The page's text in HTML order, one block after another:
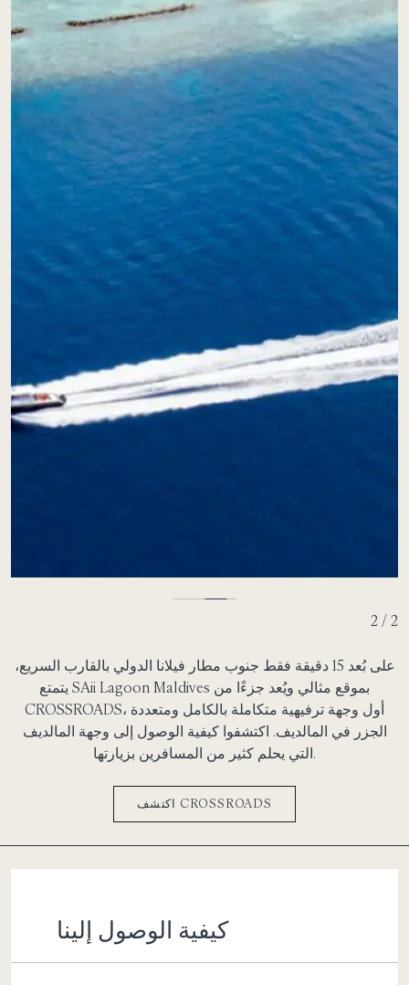
2 / 2
على بُعد 15 دقيقة فقط جنوب مطار فيلانا الدولي بالقارب السريع،
يتمتع SAii Lagoon Maldives بموقع مثالي ويُعد جزءًا من
CROSSROADS، أول وجهة ترفيهية متكاملة بالكامل ومتعددة
الجزر في المالديف. اكتشفوا كيفية الوصول إلى وجهة المالديف
التي يحلم كثير من المسافرين بزيارتها.
اكتشف CROSSROADS
كيفية الوصول إلينا